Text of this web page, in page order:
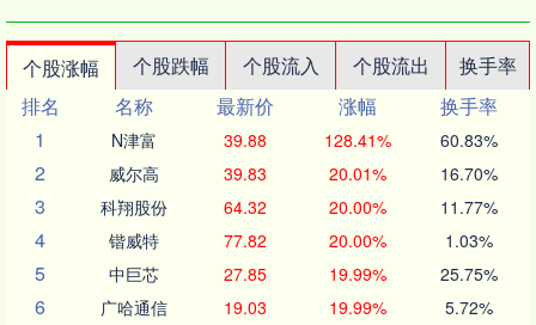
个股涨幅 个股跌幅 个股流入 个股流出
换手率
排名
名称 最新价 涨幅
换手率
1
N津富 39.88 128.41% 60.83%
2 威尔高 39.83 20.01% 16.70%
3 科翔股份 64.32 20.00% 11.77%
4 锴威特 77.82 20.00% 1.03%
5 中巨芯 27.85 19.99% 25.75%
6 广哈通信 19.03 19.99% 5.72%